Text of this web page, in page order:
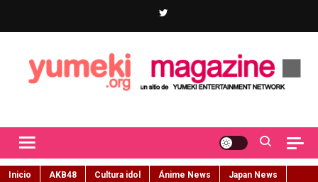
Inicio AKB48 Cultura idol Ánime News
Japan News